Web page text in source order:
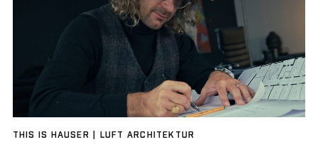
THIS IS HAUSER | LUFT ARCHITEKTUR